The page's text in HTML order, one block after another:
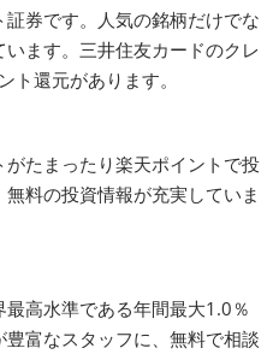
券です。人気の銘柄だけでな
ます。三井住友カードのクレ
ト還元があります。
たまったり楽天ポイントで投
料の投資情報が充実していま
高水準である年間最大1.0％
富なスタッフに、無料で相談